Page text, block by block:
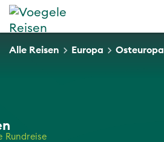
Alle Reisen Europa Osteuropa
Rundreise